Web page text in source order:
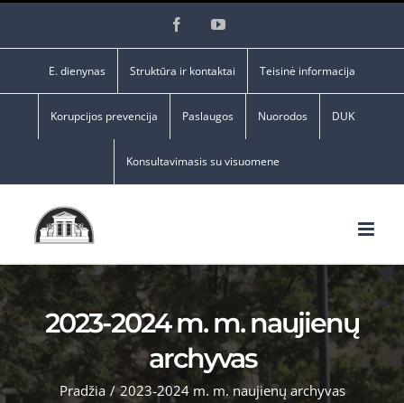
FacebookYouTube
E. dienynas Struktūra ir kontaktai Teisinė informacija
Korupcijos prevencija Paslaugos Nuorodos DUK
Konsultavimasis su visuomene
2023-2024 m. m. naujienų
archyvas
Pradžia / 2023-2024 m. m. naujienų archyvas